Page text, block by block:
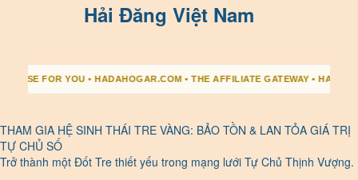
Hải Đăng Việt Nam
FOR YOU • HADAHOGAR.COM • THE AFFILIATE GATEWAY •
THAM GIA HỆ SINH THÁI TRE VÀNG: BẢO TỒN & LAN TỎA GIÁ TRỊ
TỰ CHỦ SỐ
Trở thành một Đốt Tre thiết yếu trong mạng lưới Tự Chủ Thịnh Vượng.